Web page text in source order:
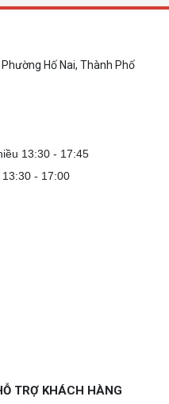
ưu chi phí, test máy tại chỗ. Khám
tư vấn và lắp đặt dàn PC chơi
bảo hệ thống vận hành ổn định và
tối đa? Xem ngay thứ tự ưu tiên
PC chi tiết trong bài viết này!
khắc phục
Hố Nai, Thành Phố
13:30 - 17:45
- 17:00
TRỢ KHÁCH HÀNG